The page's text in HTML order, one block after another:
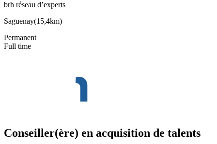
brh réseau d’experts
Saguenay(15,4km)
Permanent
Full time
Conseiller(ère) en acquisition de talents